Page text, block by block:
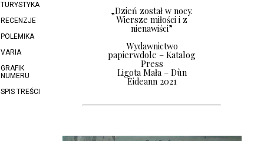
TURYSTYKA
RECENZJE
POLEMIKA
VARIA
GRAFIK
NUMERU
SPIS TREŚCI
„Dzień został w nocy.
Wiersze miłości i z
nienawiści”
Wydawnictwo
papierwdole – Katalog
Press
Ligota Mała – Dùn
Èideann 2021